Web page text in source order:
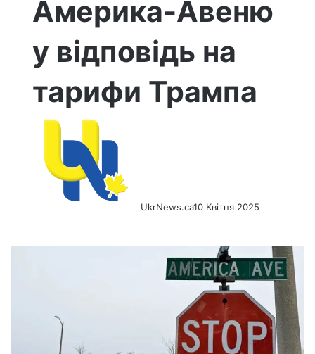
Америка-Авеню
у відповідь на
тарифи Трампа
UkrNews.ca10 Квітня 2025